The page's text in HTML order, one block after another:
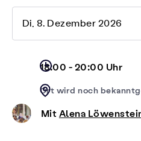
Di, 8. Dezember 2026
18:00 - 20:00 Uhr
Ort wird noch
Mit Alena